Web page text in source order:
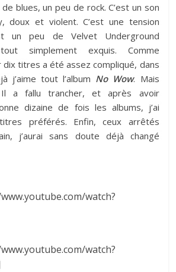
de blues, un peu de rock. C’est un son
doux et violent. C’est une tension
un peu de Velvet Underground
simplement exquis. Comme
dix titres a été assez compliqué, dans
j’aime tout l’album No Wow. Mais
Il a fallu trancher, et après avoir
dizaine de fois les albums, j’ai
préférés. Enfin, ceux arrêtés
j’aurai sans doute déjà changé
watch?
watch?